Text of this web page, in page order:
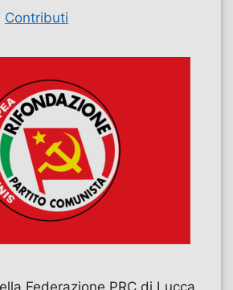
Contributi